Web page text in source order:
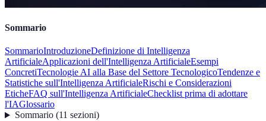
Sommario
SommarioIntroduzioneDefinizione di Intelligenza
ArtificialeApplicazioni dell'Intelligenza ArtificialeEsempi
ConcretiTecnologie AI alla Base del Settore TecnologicoTendenze e
Statistiche sull'Intelligenza ArtificialeRischi e Considerazioni
EticheFAQ sull'Intelligenza ArtificialeChecklist prima di adottare
l'IAGlossario
Sommario(11 sezioni)